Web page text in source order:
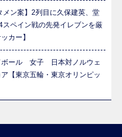
メン案】2列目に久保建英、堂
ペイン戦の先発イレブンを厳
カー】
ボール 女子 日本対ノルウェ
【東京五輪・東京オリンピッ